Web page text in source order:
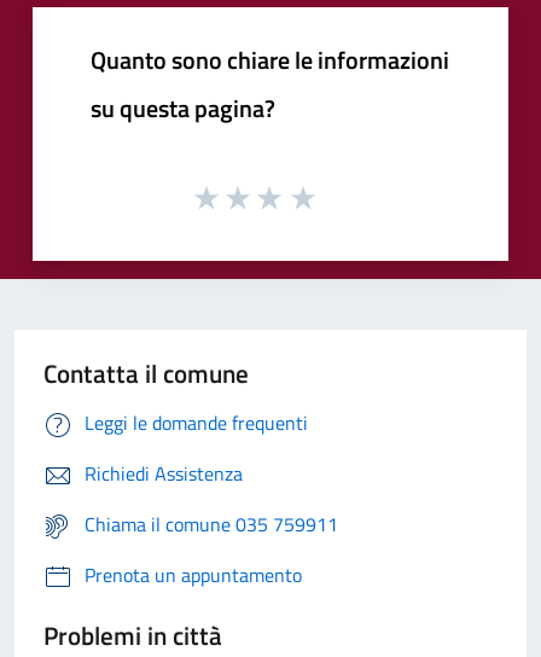
Quanto sono chiare le informazioni
su questa pagina?
Contatta il comune
Leggi le domande frequenti
Richiedi Assistenza
Chiama il comune 035 759911
Prenota un appuntamento
Problemi in città